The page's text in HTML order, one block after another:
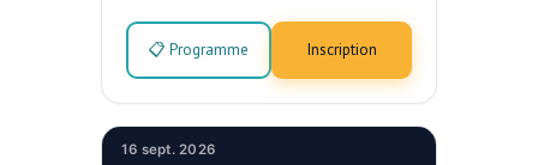
📋 Programme Inscription
16 sept. 2026